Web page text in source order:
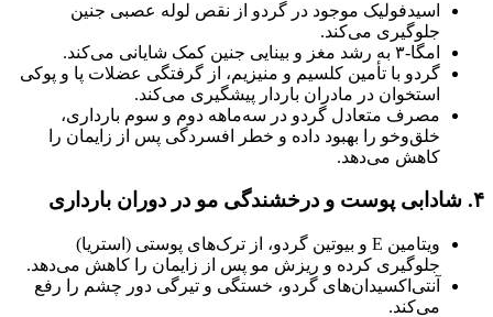
اسیدفولیک موجود در گردو از نقص لوله عصبی جنین
جلوگیری می‌کند.
امگا‑۳ به رشد مغز و بینایی جنین کمک شایانی می‌کند.
گردو با تأمین کلسیم و منیزیم، از گرفتگی عضلات پا و پوکی
استخوان در مادران باردار پیشگیری می‌کند.
مصرف متعادل گردو در سه‌ماهه دوم و سوم بارداری،
خلق‌وخو را بهبود داده و خطر افسردگی پس از زایمان را
کاهش می‌دهد.
۴. شادابی پوست و درخشندگی مو در دوران بارداری
ویتامین E و بیوتین گردو، از ترک‌های پوستی (استریا)
جلوگیری کرده و ریزش مو پس از زایمان را کاهش می‌دهد.
آنتی‌اکسیدان‌های گردو، خستگی و تیرگی دور چشم را رفع
می‌کند.